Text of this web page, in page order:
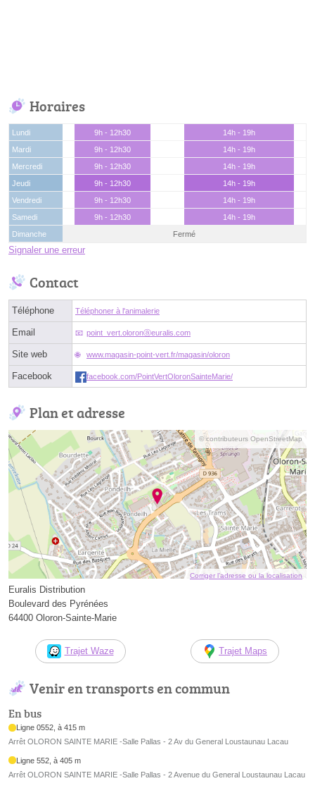
Horaires
Lundi 9h - 12h30
14h - 19h
Mardi
9h - 12h30
14h - 19h
Mercredi
9h - 12h30
14h - 19h
Jeudi
9h - 12h30
14h - 19h
Vendredi
9h - 12h30
14h - 19h
Samedi
9h - 12h30
14h - 19h
Dimanche
Fermé
Signaler une erreur
Contact
Téléphone Téléphoner à l'animalerie
Email point_vert.oloronⓐeuralis.com
Site web www.magasin-point-vert.fr/magasin/oloron
Facebook facebook.com/PointVertOloronSainteMarie/
Plan et adresse
© contributeurs OpenStreetMap
Corriger l’adresse ou la localisation
Euralis Distribution
Boulevard des Pyrénées
64400 Oloron-Sainte-Marie
Trajet Waze Trajet Maps
Venir en transports en commun
En bus
Ligne 0552, à 415 m
Arrêt OLORON SAINTE MARIE -Salle Pallas - 2 Av du General Loustaunau Lacau
Ligne 552, à 405 m
Arrêt OLORON SAINTE MARIE -Salle Pallas - 2 Avenue du General Loustaunau Lacau